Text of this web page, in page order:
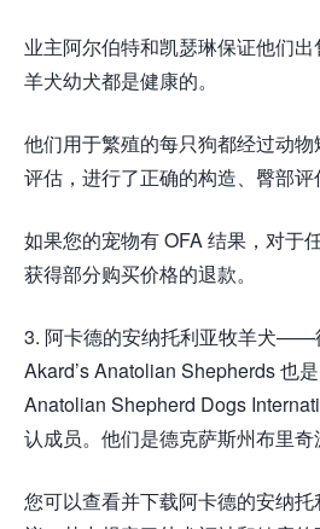
业主阿尔伯特和凯瑟琳保证他们
羊犬幼犬都是健康的。
他们用于繁殖的每只狗都经过动
评估，进行了正确的构造、臀部评
如果您的宠物有 OFA 结果，对于
获得部分购买价格的退款。
3. 阿卡德的安纳托利亚牧羊犬——
Akard’s Anatolian Shepherds 也
Anatolian Shepherd Dogs
认成员。他们是德克萨斯州布里奇
您可以查看并下载阿卡德的安纳